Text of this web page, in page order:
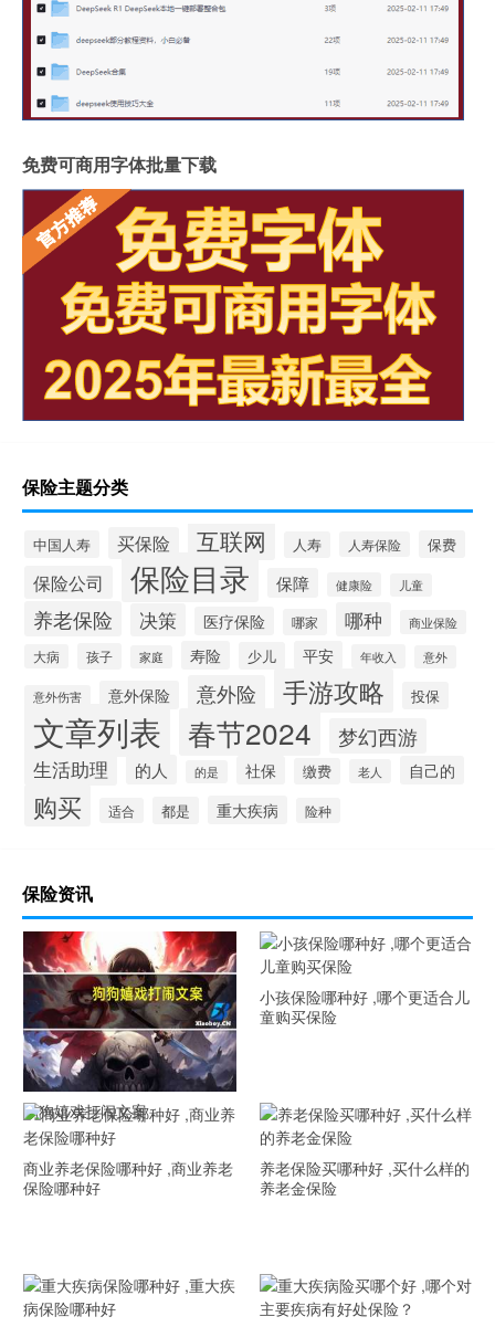
免费可商用字体批量下载
保险主题分类
中国人寿 买保险 互联网 人寿 人寿保险 保费
保险公司 保险目录 保障 健康险 儿童
养老保险 决策 医疗保险 哪家 哪种
商业保险
大病
孩子 家庭 寿险 少儿 平安 年收入 意外
意外伤害 意外保险 意外险 手游攻略 投保
文章列表 春节2024 梦幻西游
生活助理 的人 的是 社保 缴费 老人 自己的
购买 适合 都是 重大疾病 险种
保险资讯
狗狗嬉戏打闹文案
小孩保险哪种好 ,哪个更适合儿
童购买保险
商业养老保险哪种好 ,商业养老
保险哪种好
养老保险买哪种好 ,买什么样的
养老金保险